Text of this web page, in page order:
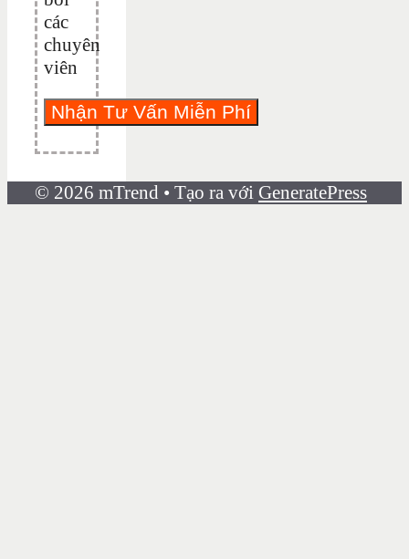
các
chuyên
viên
© 2026 mTrend • Tạo ra với GeneratePress